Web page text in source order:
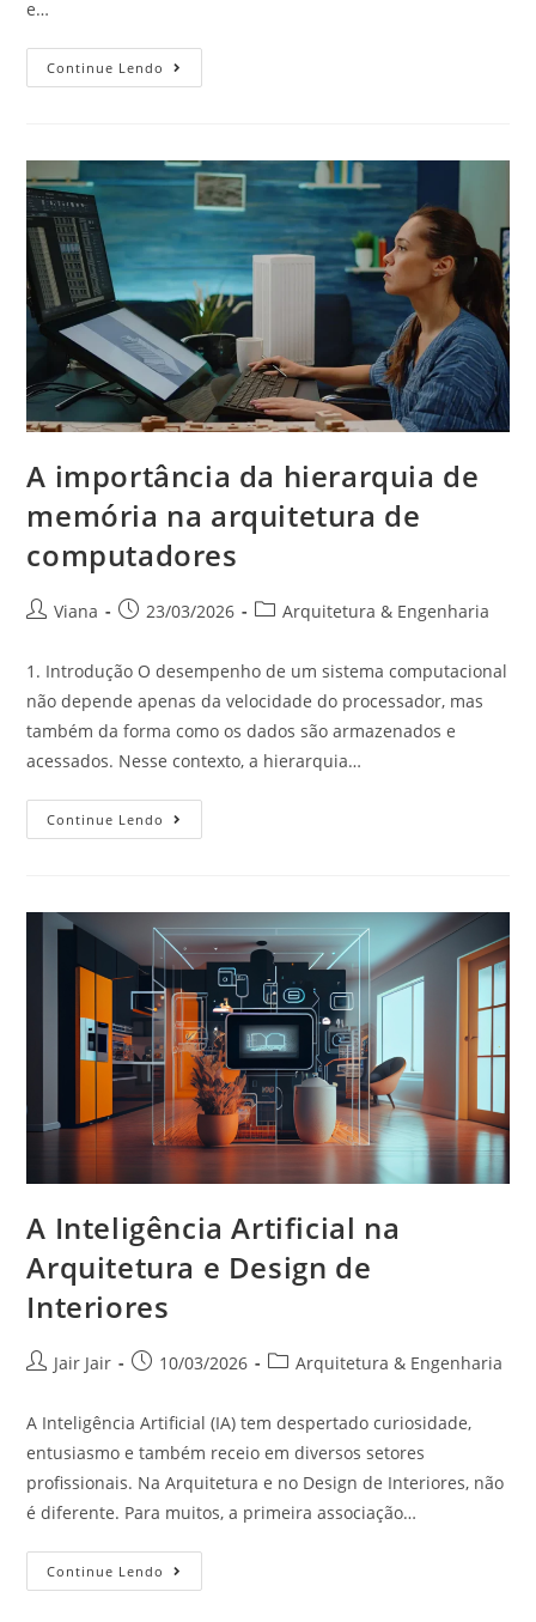
e…
Continue Lendo
A importância da hierarquia de
memória na arquitetura de
computadores
Viana 23/03/2026 Arquitetura & Engenharia
1. Introdução O desempenho de um sistema computacional
não depende apenas da velocidade do processador, mas
também da forma como os dados são armazenados e
acessados. Nesse contexto, a hierarquia…
Continue Lendo
A Inteligência Artificial na
Arquitetura e Design de
Interiores
Jair Jair 10/03/2026 Arquitetura & Engenharia
A Inteligência Artificial (IA) tem despertado curiosidade,
entusiasmo e também receio em diversos setores
profissionais. Na Arquitetura e no Design de Interiores, não
é diferente. Para muitos, a primeira associação…
Continue Lendo